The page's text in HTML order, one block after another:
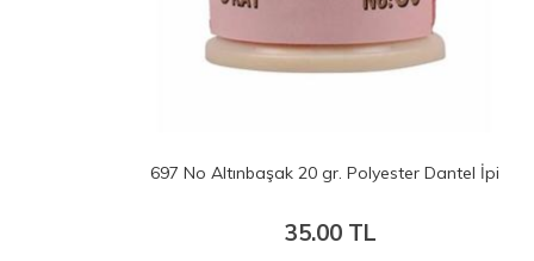
697 No Altınbaşak 20 gr. Polyester Dantel İpi
35.00 TL